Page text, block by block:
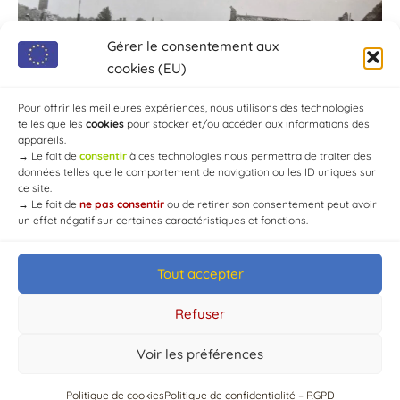
Gérer le consentement aux
cookies (EU)
Pour offrir les meilleures expériences, nous utilisons des technologies
telles que les cookies pour stocker et/ou accéder aux informations des
appareils.
→ Le fait de consentir à ces technologies nous permettra de traiter des
données telles que le comportement de navigation ou les ID uniques sur
ce site.
→ Le fait de ne pas consentir ou de retirer son consentement peut avoir
un effet négatif sur certaines caractéristiques et fonctions.
Tout accepter
Refuser
Voir les préférences
Politique de cookiesPolitique de confidentialité – RGPD
© Mairie de Chaource [2004-2024] | Tous droits réservés.
Developed byWEB3-DESIGN